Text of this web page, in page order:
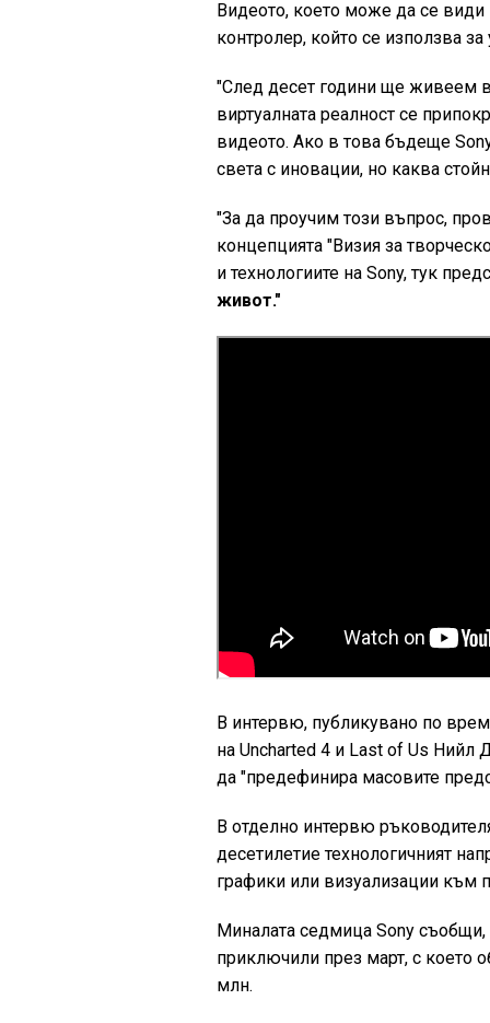
Видеото, което може да се
контролер, който се използва
"След десет години ще живеем
виртуалната реалност се
видеото. Ако в това бъдеще
света с иновации, но каква
"За да проучим този въпрос,
концепцията "Визия за
и технологиите на Sony, тук
живот."
В интервю, публикувано по
на Uncharted 4 и Last of Us Нийл
да "предефинира масовите
В отделно интервю
десетилетие технологичният
графики или визуализации към
Миналата седмица Sony съобщи,
приключили през март, с което
млн.